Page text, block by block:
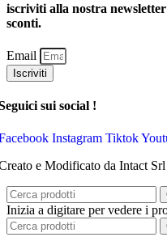
iscriviti alla nostra
sconti.
Email
Iscriviti
sui social !
Instagram Tiktok
e Modificato da Intact
Inizia a digitare per vedere i